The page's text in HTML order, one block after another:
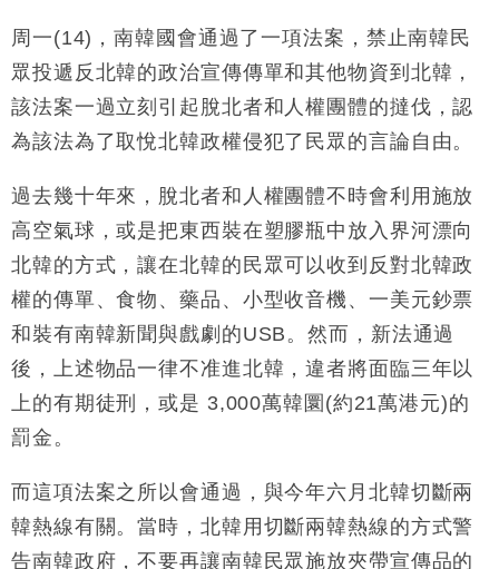
15:47
財經｜恒隆10月換帥 玩具「反」斗城亞洲CEO蔡德
15:11
13:44
財經｜內地7月美元計價出口增近24%勝預期 貿易順
12:44
財經｜日本春季三度入市撐日圓 4月單日斥6.28萬億
日圓干預創新高
11:12
國際｜特朗普料美伊戰事快結束 承認部分彈藥庫存緊
張
財經｜SA售股自救後再出手 斥4億美元押注未上市公
司
周一(14)，南韓國會通過了一項法案，禁止南韓民
眾投遞反北韓的政治宣傳傳單和其他物資到北韓，
該法案一過立刻引起脫北者和人權團體的撻伐，認
為該法為了取悅北韓政權侵犯了民眾的言論自由。
過去幾十年來，脫北者和人權團體不時會利用施放
高空氣球，或是把東西裝在塑膠瓶中放入界河漂向
北韓的方式，讓在北韓的民眾可以收到反對北韓政
權的傳單、食物、藥品、小型收音機、一美元鈔票
和裝有南韓新聞與戲劇的USB。然而，新法通過
後，上述物品一律不准進北韓，違者將面臨三年以
上的有期徒刑，或是 3,000萬韓圜(約21萬港元)的
罰金。
而這項法案之所以會通過，與今年六月北韓切斷兩
韓熱線有關。當時，北韓用切斷兩韓熱線的方式警
告南韓政府，不要再讓南韓民眾施放夾帶宣傳品的